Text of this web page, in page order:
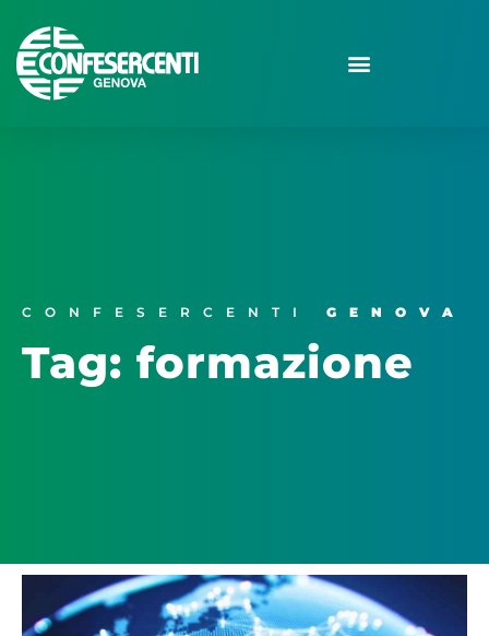
CONFESERCENTI GENOVA
Tag: formazione